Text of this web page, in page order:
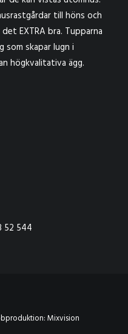
till höns och
EXTRA bra. Tupparna
som skapar lugn i
högkvalitativa ägg.
52 544
Mixvision